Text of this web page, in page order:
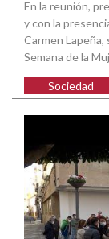
En la reunión,
y con la
Carmen
Semana de la
Sociedad